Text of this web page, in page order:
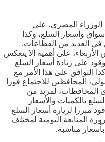
المصري، على
وأسعار السلع، وكذا
في العديد من القطاعات.
على أهمية ألا ينعكس
على زيادة أسعار السلع
التوافق على هذا الأمر مع
المحافظين للاجتماع فورا
المحافظات، لمزيد من
بالكميات والأسعار
مبررا لزيارة أسعار السلع
المتابعة اليومية لمختلف
مناسبة.